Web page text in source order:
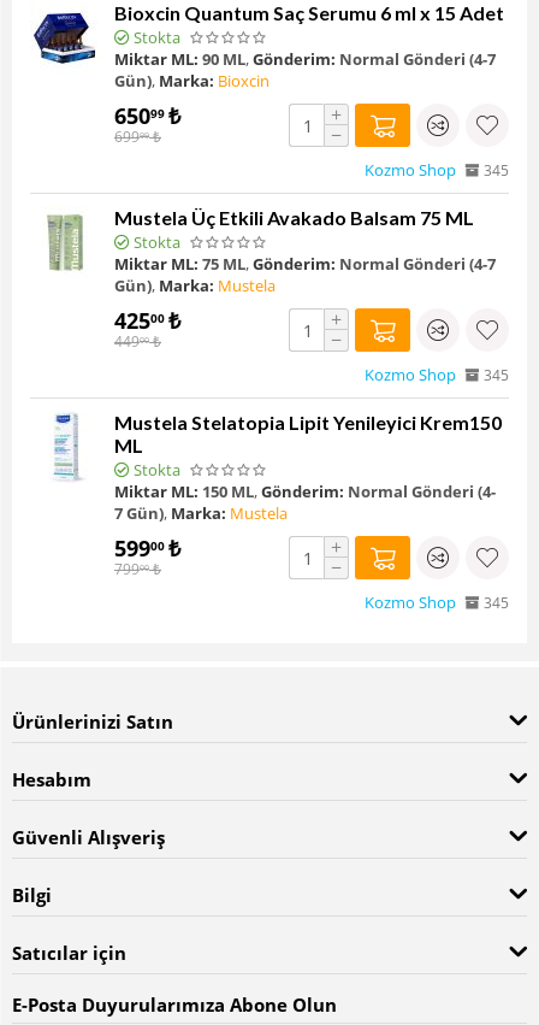
Bioxcin Quantum Saç Serumu 6 ml x 15 Adet
Stokta
Miktar ML: 90 ML,Gönderim: Normal Gönderi (4-7
Gün), Marka: Bioxcin
65099 ₺
69999 ₺
+
−
Kozmo Shop 345
Mustela Üç Etkili Avakado Balsam 75 ML
Stokta
Miktar ML: 75 ML,Gönderim: Normal Gönderi (4-7
Gün), Marka: Mustela
42500 ₺
44900 ₺
+
−
Kozmo Shop 345
Mustela Stelatopia Lipit Yenileyici Krem150
ML
Stokta
Miktar ML: 150 ML,Gönderim: Normal Gönderi (4-
7 Gün), Marka: Mustela
59900 ₺
79900 ₺
+
−
Kozmo Shop 345
Ürünlerinizi Satın
Hesabım
Güvenli Alışveriş
Bilgi
Satıcılar için
E-Posta Duyurularımıza Abone Olun